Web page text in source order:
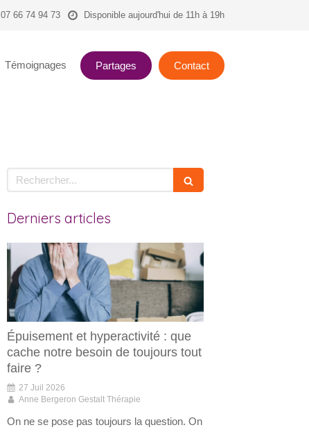
Disponible aujourd'hui de 11h à 19h
07 66 74 94 73
Témoignages Partages Contact
Rechercher
Derniers articles
Épuisement et hyperactivité : que
cache notre besoin de toujours tout
faire ?
27 Juil 2026
Anne Bergeron Gestalt Thérapie
On ne se pose pas toujours la question. On